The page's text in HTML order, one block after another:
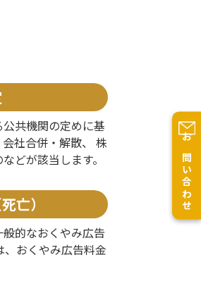
共機関の定めに基
社合併・解散、 株
どが該当します。
亡）
的なおくやみ広告
、おくやみ広告料金
お問い合わせ